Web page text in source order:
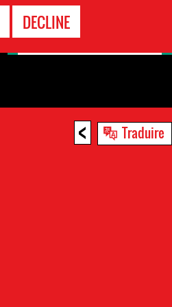
DECLINE
< Traduire
D'URGENCE